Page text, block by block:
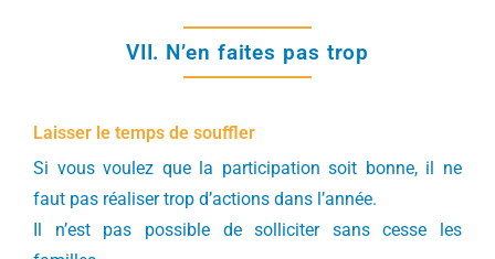
VII. N’en faites pas trop
Laisser le temps de souffler
Si vous voulez que la participation soit bonne, il ne
faut pas réaliser trop d’actions dans l’année.
Il n’est pas possible de solliciter sans cesse les